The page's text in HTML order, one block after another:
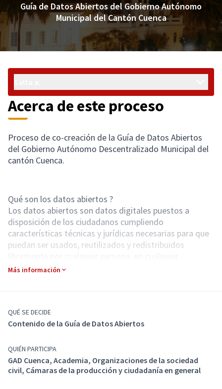
Guía de Datos Abiertos del Gobierno Autónomo
Municipal del Cantón Cuenca
Acerca de este proceso
Proceso de co-creación de la Guía de Datos Abiertos
del Gobierno Autónomo Descentralizado Municipal del
cantón Cuenca.
Qué son los datos abiertos ?
Los datos abiertos son datos digitales puestos a
disposición de los ciudadanos cumpliendo
características técnicas y jurídicas necesarias para que
puedan ser usados, reutilizados y redistribuidos
momento y en cualquier lugar .
Una Guía de Datos abiertos es un documento que
define las especificaciones metodológicas, técnicas,
datos abiertos.
Con que finalidad se crea esta Guía de Datos Abiertos ?
Más información
QUÉ SE DECIDE
Contenido de la Guía de Datos Abiertos
QUIÉN PARTICIPA
GAD Cuenca, Academia, Organizaciones de la sociedad
civil, Cámaras de la producción y ciudadanía en general